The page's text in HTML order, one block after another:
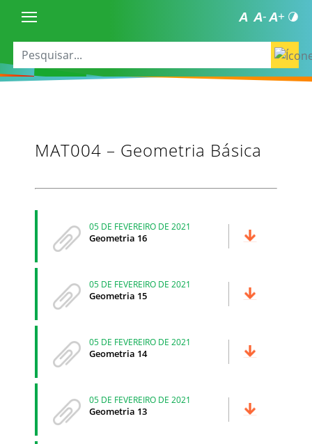
MAT004 – Geometria Básica
05 DE FEVEREIRO DE 2021
Geometria 16
05 DE FEVEREIRO DE 2021
Geometria 15
05 DE FEVEREIRO DE 2021
Geometria 14
05 DE FEVEREIRO DE 2021
Geometria 13